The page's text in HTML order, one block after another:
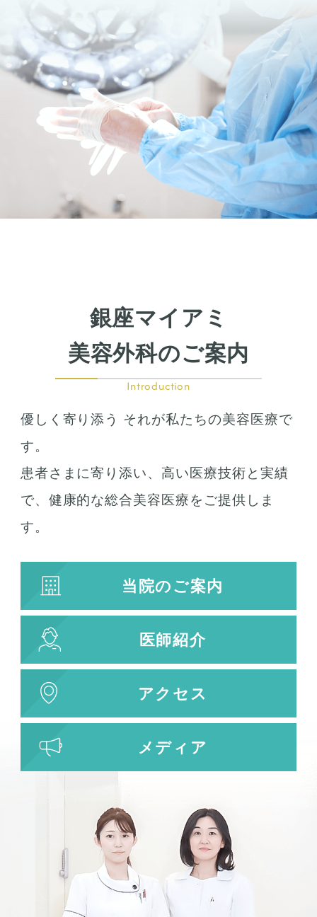
銀座マイアミ
美容外科のご案内
Introduction
優しく寄り添う それが私たちの美容医療で
す。
患者さまに寄り添い、高い医療技術と実績
で、健康的な総合美容医療をご提供しま
す。
当院のご案内
医師紹介
アクセス
メディア